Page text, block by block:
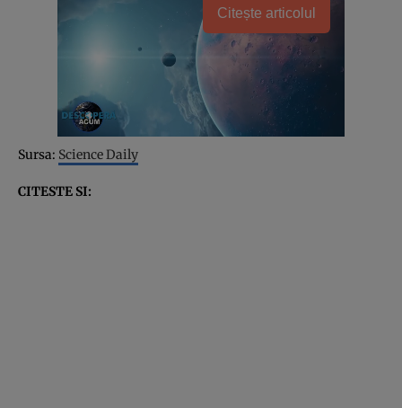
Citește articolul
Sursa: Science Daily
CITESTE SI: